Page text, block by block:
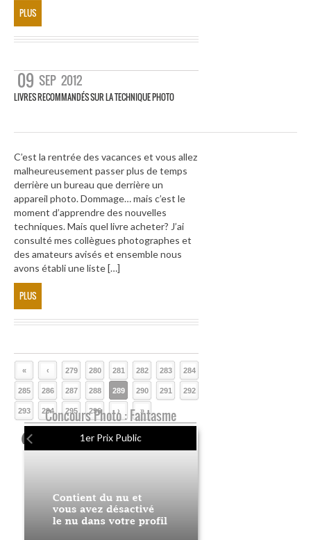
PLUS
09 SEP 2012
LIVRES RECOMMANDÉS SUR LA TECHNIQUE PHOTO
C’est la rentrée des vacances et vous allez
malheureusement passer plus de temps
derrière un bureau que derrière un
appareil photo. Dommage… mais c’est le
moment d’apprendre des nouvelles
techniques. Mais quel livre acheter? J’ai
consulté mes collègues photographes et
des amateurs avisés et ensemble nous
avons établi une liste […]
PLUS
« ‹ 279 280 281 282 283 284
285 286 287 288 289 290 291 292
293 294 295 296 › »
Concours Photo : Fantasme
1er Prix Public